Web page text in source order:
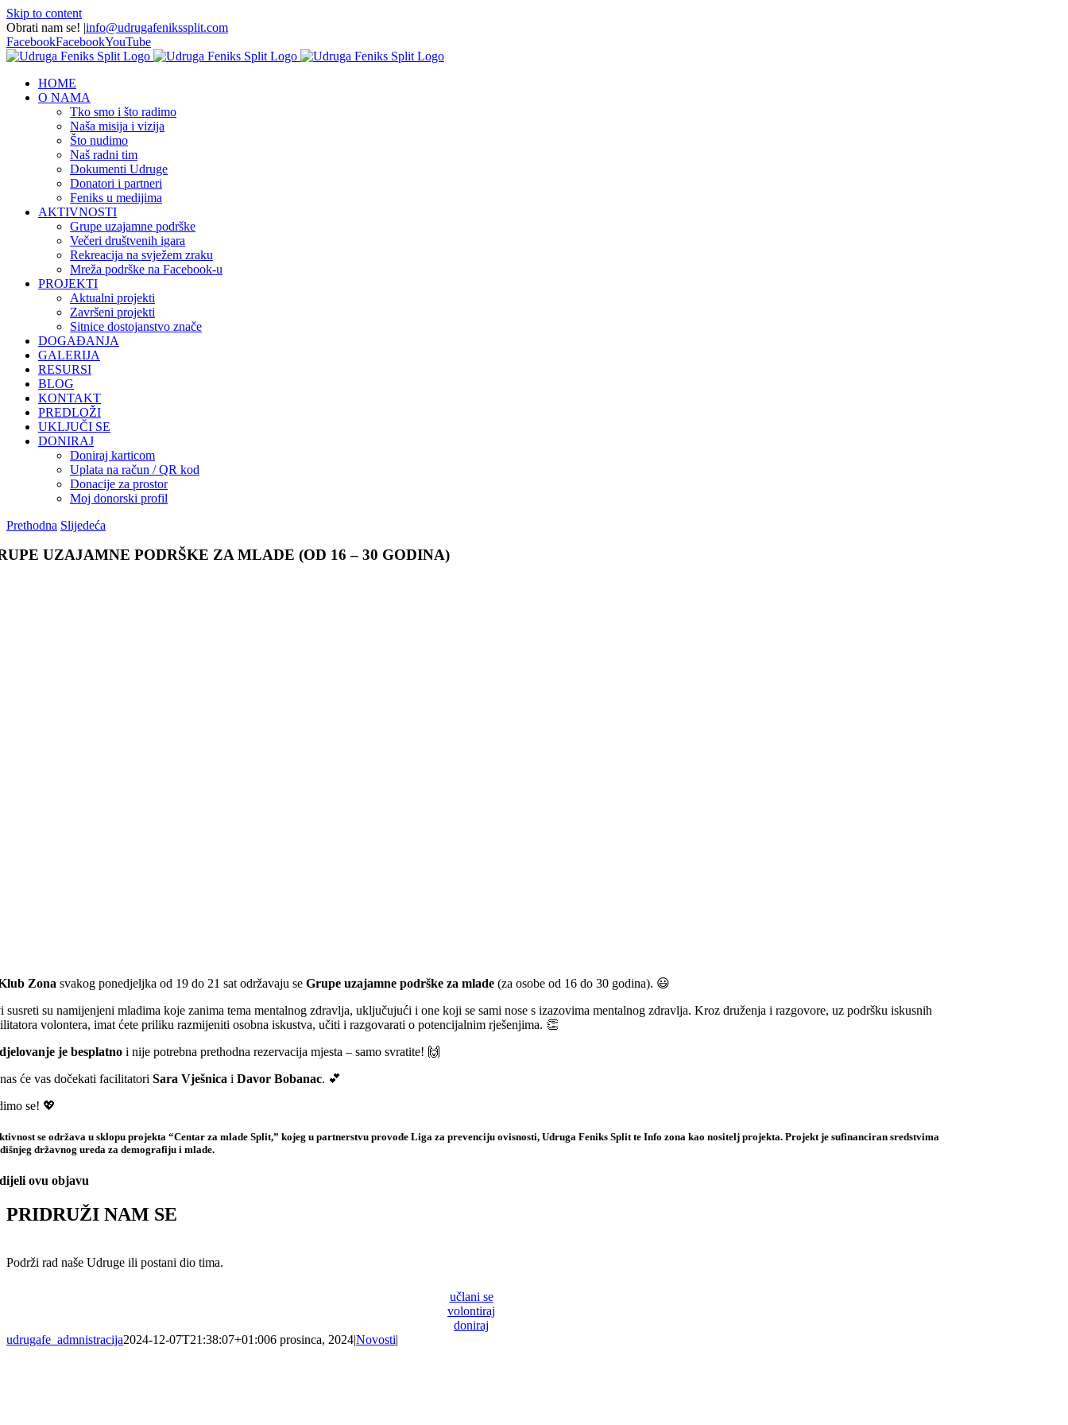
Skip to content
Obrati nam se! |info@udrugafenikssplit.com
FacebookFacebookYouTube
HOME
O NAMA
Tko smo i što radimo
Naša misija i vizija
Što nudimo
Naš radni tim
Dokumenti Udruge
Donatori i partneri
Feniks u medijima
AKTIVNOSTI
Grupe uzajamne podrške
Večeri društvenih igara
Rekreacija na svježem zraku
Mreža podrške na Facebook-u
PROJEKTI
Aktualni projekti
Završeni projekti
Sitnice dostojanstvo znače
DOGAĐANJA
GALERIJA
RESURSI
BLOG
KONTAKT
PREDLOŽI
UKLJUČI SE
DONIRAJ
Doniraj karticom
Uplata na račun / QR kod
Donacije za prostor
Moj donorski profil
Prethodna Slijedeća
UZAJAMNE PODRŠKE ZA MLADE (OD 16 – 30 GODINA)
Zona svakog ponedjeljka od 19 do 21 sat održavaju seGrupe uzajamne podrške za mlade (za osobe od 16 do 30 godina). 😃
susreti su namijenjeni mladima koje zanima tema mentalnog zdravlja, uključujući i one koji se sami nose s izazovima mentalnog zdravlja. Kroz druženja i razgovore, uz podršku iskusnih
volontera, imat ćete priliku razmijeniti osobna iskustva, učiti i razgovarati o potencijalnim rješenjima. 👏
je besplatno i nije potrebna prethodna rezervacija mjesta – samo svratite! 🙌
će vas dočekati facilitatoriSara Vješnica iDavor Bobanac. 💕
se! 💖
se održava u sklopu projekta “Centar za mlade Split,” kojeg u partnerstvu provode Liga za prevenciju ovisnosti, Udruga Feniks Split te Info zona kao nositelj projekta. Projekt je sufinanciran sredstvima
državnog ureda za demografiju i mlade.
ovu objavu
PRIDRUŽI NAM SE
Podrži rad naše Udruge ili postani dio tima.
učlani se
volontiraj
doniraj
udrugafe_admnistracija2024-12-07T21:38:07+01:006 prosinca, 2024|Novosti|